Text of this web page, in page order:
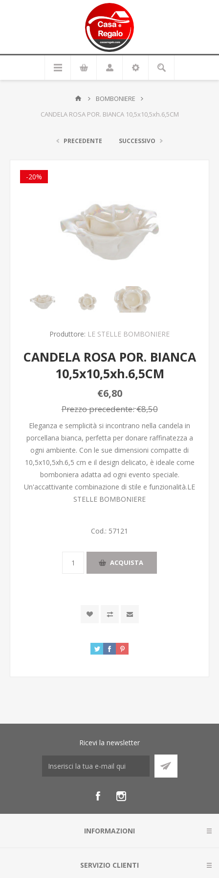
BOMBONIERE
CANDELA ROSA POR. BIANCA 10,5x10,5xh.6,5CM
PRECEDENTE SUCCESSIVO
-20%
Produttore: LE STELLE BOMBONIERE
CANDELA ROSA POR. BIANCA
10,5x10,5xh.6,5CM
€6,80
Prezzo precedente:€8,50
Eleganza e semplicità si incontrano nella candela in
porcellana bianca, perfetta per donare raffinatezza a
ogni ambiente. Con le sue dimensioni compatte di
10,5x10,5xh.6,5 cm e il design delicato, è ideale come
bomboniera adatta ad ogni evento speciale.
Un'accattivante combinazione di stile e funzionalità.LE
STELLE BOMBONIERE
Cod.: 57121
ACQUISTA
Ricevi la newsletter
INFORMAZIONI
SERVIZIO CLIENTI